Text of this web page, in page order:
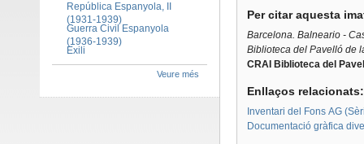
Per citar aquesta
Barcelona. Balneario -
Biblioteca del Pavelló de
CRAI Biblioteca del
Enllaços
Inventari del Fons AG
Documentació gràfica
República Espanyola, II
(1931-1939)
Guerra Civil Espanyola
(1936-1939)
Exili
Veure més